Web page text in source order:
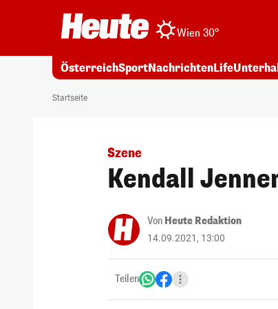
Wien 30°
ÖsterreichSportNachrichtenLife
Startseite
Szene
Kendall
Von Heute Redaktion
14.09.2021, 13:00
Teilen